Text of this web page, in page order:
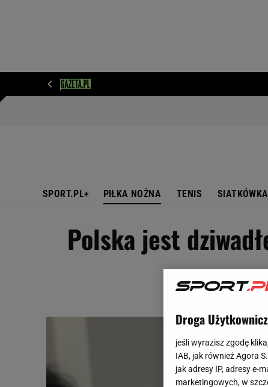
SPORT.PL+ PIŁKA NOŻNA TENIS SIATKÓWKA
Polska jest
Droga
jeśli wyrazisz zgodę
IAB, jak również Agora
jak adresy IP, adresy e-
marketingowych, w